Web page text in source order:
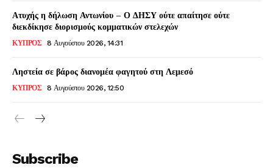
Ατυχής η δήλωση Αντωνίου – Ο ΔΗΣΥ ούτε απαίτησε ούτε
διεκδίκησε διορισμούς κομματικών στελεχών
ΚΥΠΡΟΣ 8 Αυγούστου 2026, 14:31
Ληστεία σε βάρος διανομέα φαγητού στη Λεμεσό
ΚΥΠΡΟΣ 8 Αυγούστου 2026, 12:50
Subscribe